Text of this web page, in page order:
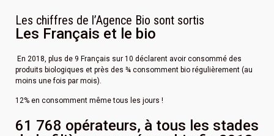
Les chiffres de l’Agence Bio sont sortis
Les Français et le bio
En 2018, plus de 9 Français sur 10 déclarent avoir consommé des
produits biologiques et près des ¾ consomment bio régulièrement (au
moins une fois par mois).
12% en consomment même tous les jours !
61 768 opérateurs, à tous les stades